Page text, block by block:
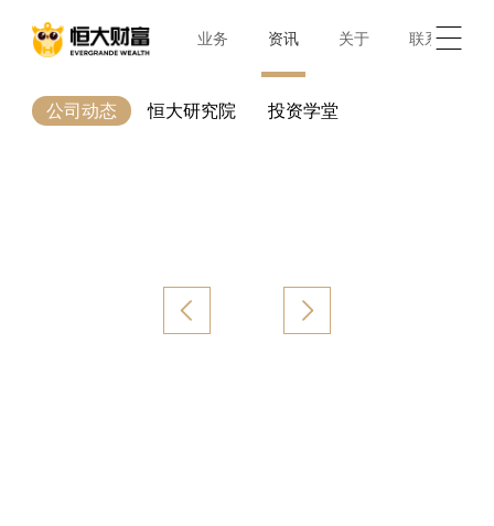
首页 业务 资讯 关于 联系
公司动态 恒大研究院 投资学堂